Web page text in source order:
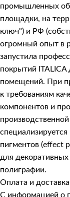
промышленных
площадки, на
ключ") и РФ
огромный опыт в
запустила
покрытий
помещений. При
к требованиям
компонентов и
пигментов (effect
для
полиграфии.
Оплата и доставка
С информацией о